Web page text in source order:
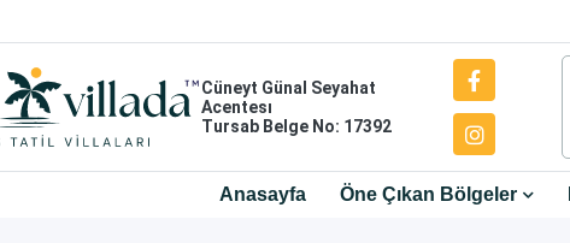
Cüneyt Günal Seyahat
Acentesı
Tursab Belge No: 17392
Anasayfa Öne Çıkan Bölgeler